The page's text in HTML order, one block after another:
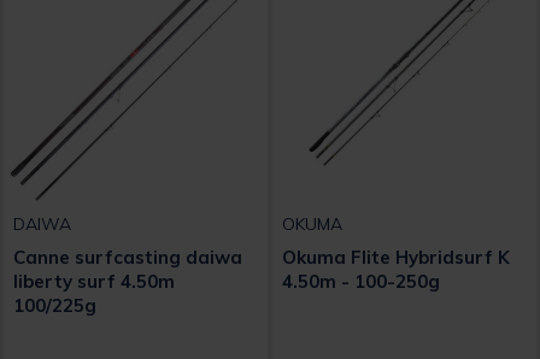
DAIWA
Canne surfcasting daiwa
liberty surf 4.50m
100/225g
OKUMA
Okuma Flite Hybridsurf K
4.50m - 100-250g